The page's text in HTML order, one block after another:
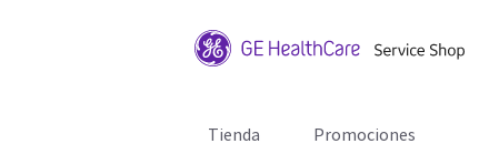
Tienda Promociones